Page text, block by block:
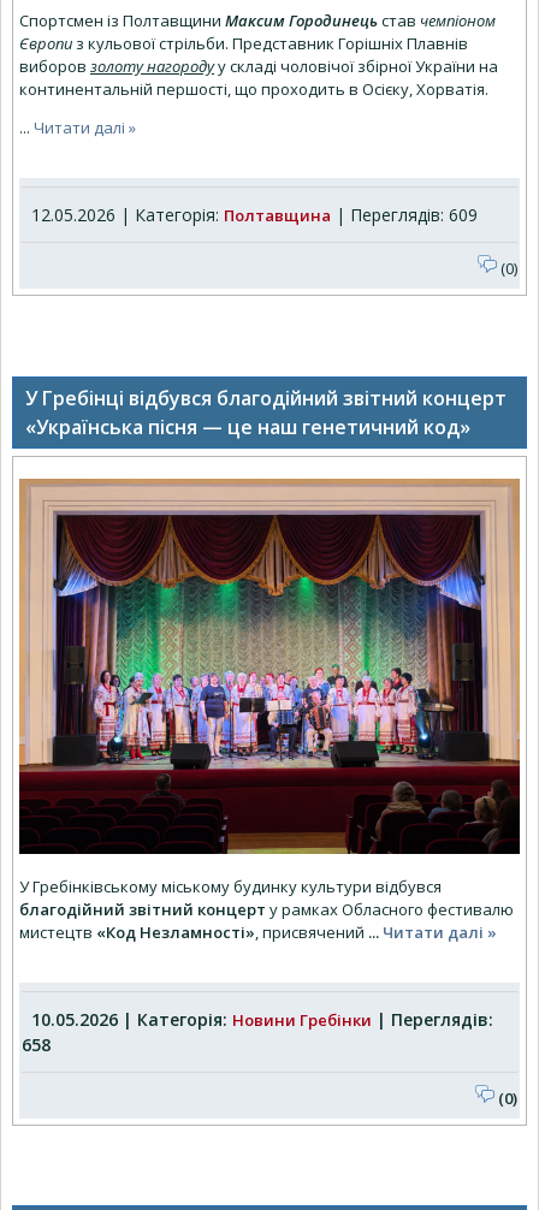
Спортсмен із Полтавщини Максим Городинецьстав чемпіоном
Європи з кульової стрільби. Представник Горішніх Плавнів
виборов золоту нагородуу складі чоловічої збірної України на
континентальній першості, що проходить в Осієку, Хорватія.
... Читати далі »
12.05.2026 | Категорія: Полтавщина | Переглядів: 609
(0)
У Гребінці відбувся благодійний звітний концерт
«Українська пісня — це наш генетичний код»
У Гребінківському міському будинку культури відбувся
благодійний звітний концерт у рамках Обласного фестивалю
мистецтв «Код Незламності» , присвячений ... Читати далі »
10.05.2026 | Категорія: Новини Гребінки | Переглядів:
658
(0)